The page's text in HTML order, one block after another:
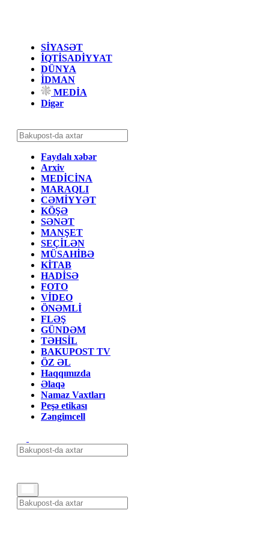
SİYASƏT
İQTİSADİYYAT
DÜNYA
İDMAN
MEDİA
Digər
Faydalı xəbər
Arxiv
MEDİCİNA
MARAQLI
CƏMİYYƏT
KÖŞƏ
SƏNƏT
MANŞET
SEÇİLƏN
MÜSAHİBƏ
KİTAB
HADİSƏ
FOTO
VİDEO
ÖNƏMLİ
FLƏŞ
GÜNDƏM
TƏHSİL
BAKUPOST TV
ÖZ ƏL
Haqqımızda
Əlaqə
Namaz Vaxtları
Peşə etikası
Zəngimcell